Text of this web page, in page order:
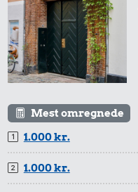
Mest omregnede
1.000 kr.
1.000 kr.